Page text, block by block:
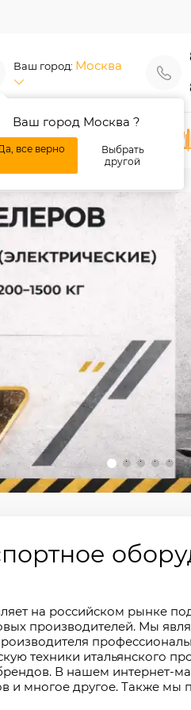
Ваш город: Москва
Ваш город Москва ?
все верно
Выбрать
другой
О нас
на российском рынке
производителей. Мы
техники итальянского
В нашем интернет-
и многое другое. Также мы